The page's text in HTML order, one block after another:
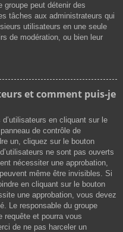
groupe peut détenir des
tâches aux administrateurs qui
utilisateurs en une seule
de modération, ou bien leur
et comment puis-je
en cliquant sur le
de contrôle de
un, cliquez sur le bouton
ne sont pas ouverts
nécessiter une approbation,
même être invisibles. Si
en cliquant sur le bouton
une approbation, vous devez
Le responsable du groupe
requête et pourra vous
de ne pas harceler un